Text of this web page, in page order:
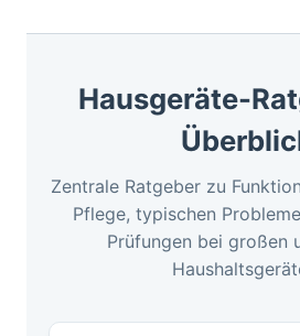
Hausgeräte-
Zentrale Ratgeber zu
Pflege, typischen
Prüfungen bei großen